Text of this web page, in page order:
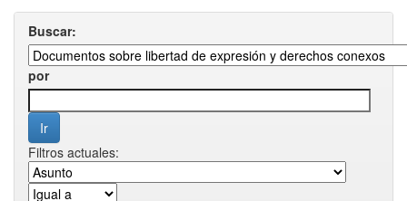
Buscar:
por
Filtros actuales: